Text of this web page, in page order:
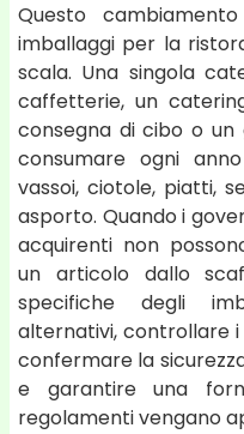
Questo
imballaggi per la
scala. Una singola
caffetterie, un
consegna di cibo o un
consumare ogni
vassoi, ciotole, piatti,
asporto. Quando i
acquirenti non
un articolo dallo
specifiche degli
alternativi, controllare
confermare la
e garantire una
regolamenti vengano